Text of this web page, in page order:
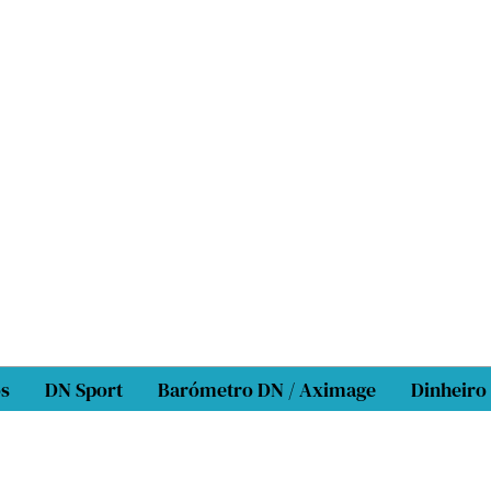
DN Sport Barómetro DN / Aximage Dinheiro